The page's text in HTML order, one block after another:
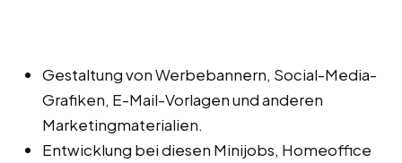
Gestaltung von Werbebannern, Social-Media-
Grafiken, E-Mail-Vorlagen und anderen
Marketingmaterialien.
Entwicklung bei diesen Minijobs, Homeoffice